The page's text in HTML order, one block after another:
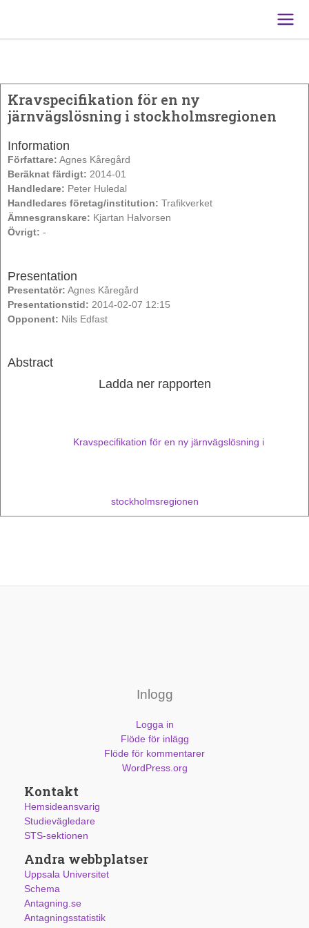
Main
Kravspecifikation för en ny
järnvägslösning i stockholmsregionen
Information
Författare: Agnes Kåregård
Beräknat färdigt: 2014-01
Handledare: Peter Huledal
Handledares företag/institution: Trafikverket
Ämnesgranskare: Kjartan Halvorsen
Övrigt: -
Presentation
Presentatör: Agnes Kåregård
Presentationstid: 2014-02-07 12:15
Opponent: Nils Edfast
Abstract
Ladda ner rapporten
Kravspecifikation för en ny järnvägslösning i
stockholmsregionen
Inlogg
Logga in
Flöde för inlägg
Flöde för kommentarer
WordPress.org
Kontakt
Hemsideansvarig
Studievägledare
STS-sektionen
Andra webbplatser
Uppsala Universitet
Schema
Antagning.se
Antagningsstatistik